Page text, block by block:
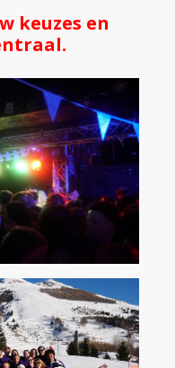
keuzes en